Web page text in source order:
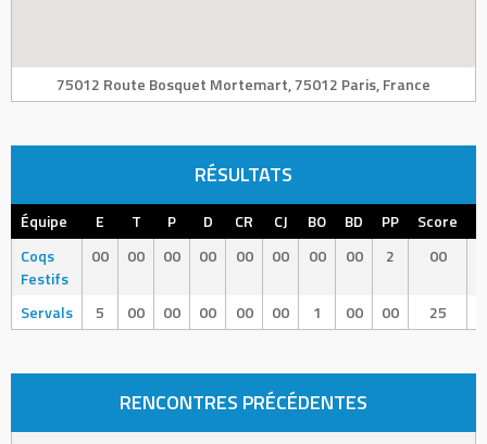
75012 Route Bosquet Mortemart, 75012 Paris, France
RÉSULTATS
Équipe E T P D CR CJ BO BD PP Score
Coqs
Festifs
00 00 00 00 00 00 00 00 2 00
Servals 5 00 00 00 00 00 1 00 00 25
RENCONTRES PRÉCÉDENTES